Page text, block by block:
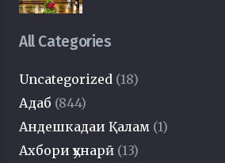
All Categories
Uncategorized (18)
Адаб (844)
Андешкадаи Қалам (1)
Ахбори ҳунарӣ (13)